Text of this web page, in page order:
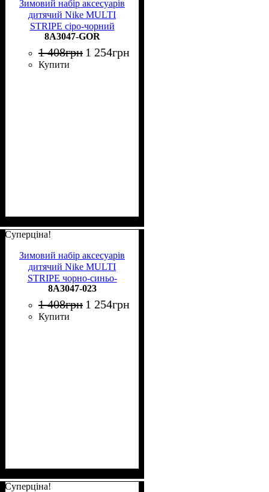
Зимовий набір аксесуарів
дитячий Nike MULTI
STRIPE сіро-чорний
8A3047-GOR
8A3047-GOR
1 408грн 1 254грн
Купити
Суперціна!
Зимовий набір аксесуарів
дитячий Nike MULTI
STRIPE чорно-синьо-
жовтий 8A3047-023
8A3047-023
1 408грн 1 254грн
Купити
Суперціна!